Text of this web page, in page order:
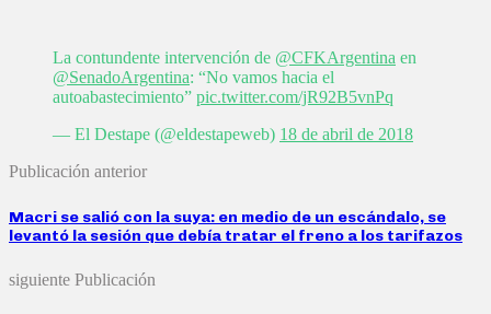
La contundente intervención de @CFKArgentina en
@SenadoArgentina: “No vamos hacia el
autoabastecimiento” pic.twitter.com/jR92B5vnPq
— El Destape (@eldestapeweb) 18 de abril de 2018
Publicación anterior
Macri se salió con la suya: en medio de un escándalo, se
levantó la sesión que debía tratar el freno a los tarifazos
siguiente Publicación